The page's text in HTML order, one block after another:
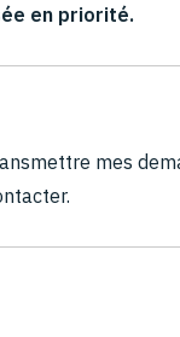
en priorité.
mes